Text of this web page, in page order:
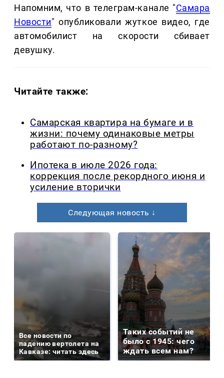
Напомним, что в телеграм-канале "Самара
Новости" опубликовали жуткое видео, где
автомобилист на скорости сбивает
девушку.
Читайте также:
Самарская квартира на бумаге и в
жизни: почему одинаковые метры
работают по-разному?
Ипотека в июле 2026 года:
коррекция после рекордного июня и
усиление вторички
Следующая новость ↓
Все новости по
падению вертолета на
Кавказе: читать здесь
Таких событий не
было с 1945: чего
ждать всем нам?